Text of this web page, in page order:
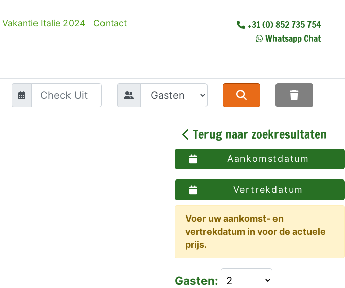
Vakantie Italie 2024 Contact
+31 (0) 852 735 754
Whatsapp Chat
Terug naar zoekresultaten
Aankomstdatum
Vertrekdatum
Voer uw aankomst- en
vertrekdatum in voor de actuele
prijs.
Gasten: